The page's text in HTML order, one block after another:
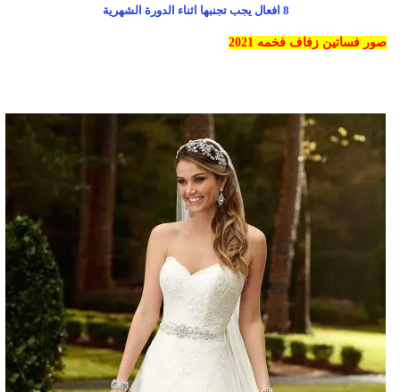
8 افعال يجب تجنبها اثناء الدورة الشهرية
صور فساتين زفاف فخمه 2021